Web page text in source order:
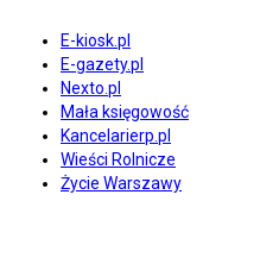
E-kiosk.pl
E-gazety.pl
Nexto.pl
Mała księgowość
Kancelarierp.pl
Wieści Rolnicze
Życie Warszawy